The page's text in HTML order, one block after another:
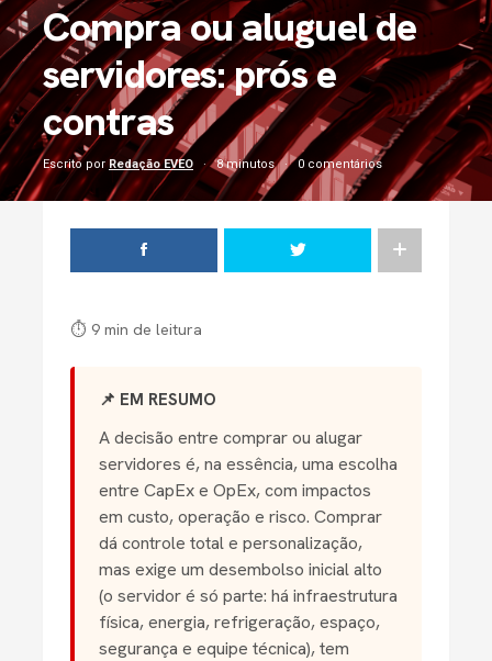
Compra ou aluguel de
servidores: prós e
contras
Escrito por Redação EVEO 8 minutos 0 comentários
⏱ 9 min de leitura
📌 EM RESUMO
A decisão entre comprar ou alugar
servidores é, na essência, uma escolha
entre CapEx e OpEx, com impactos
em custo, operação e risco. Comprar
dá controle total e personalização,
mas exige um desembolso inicial alto
(o servidor é só parte: há infraestrutura
física, energia, refrigeração, espaço,
segurança e equipe técnica), tem